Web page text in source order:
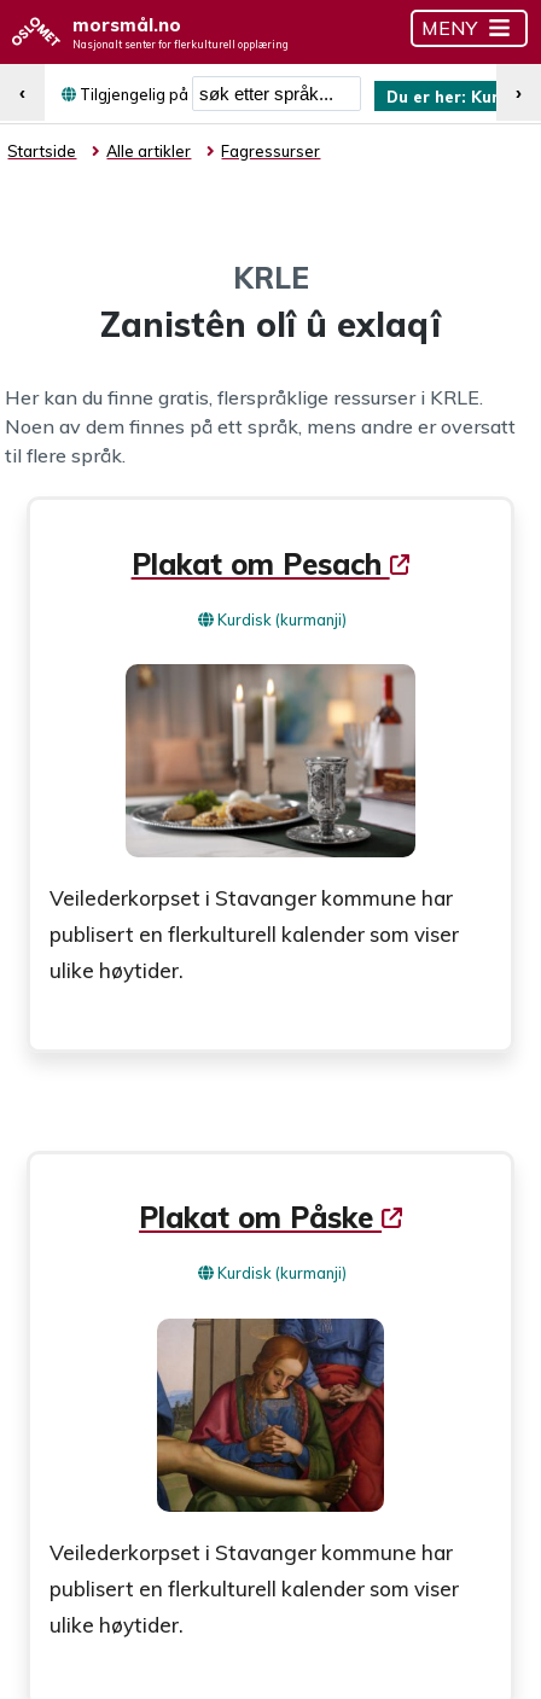
morsmål.no
Nasjonalt senter for flerkulturell opplæring
MENY
Tilgjengelig på
Søk etter språk
Du er her: Kurdisk
‹ ›
Startside Alle artikler Fagressurser
KRLE
Zanistên olî û exlaqî
Her kan du finne gratis, flerspråklige ressurser i KRLE.
Noen av dem finnes på ett språk, mens andre er oversatt
til flere språk.
Plakat om Pesach
Kurdisk (kurmanji)
Veilederkorpset i Stavanger kommune har
publisert en flerkulturell kalender som viser
ulike høytider.
Plakat om Påske
Kurdisk (kurmanji)
Veilederkorpset i Stavanger kommune har
publisert en flerkulturell kalender som viser
ulike høytider.